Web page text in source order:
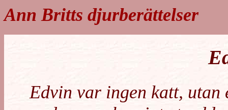
Ann Britts djurberättelser
Edvin var ingen katt,